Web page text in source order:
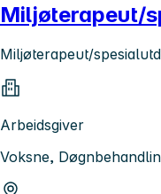
Miljøterapeut/
Miljøterapeut/
Arbeidsgiver
Voksne,